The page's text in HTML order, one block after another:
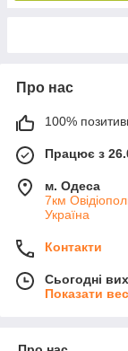
Про нас
100%
Працює з
м. Одеса
7км
Україна
Контакти
Сьогодні
Показати